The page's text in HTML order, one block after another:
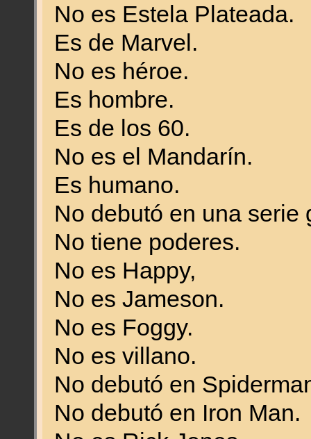
No es Estela Plateada.
Es de Marvel.
No es héroe.
Es hombre.
Es de los 60.
No es el Mandarín.
Es humano.
No debutó en una serie
No tiene poderes.
No es Happy,
No es Jameson.
No es Foggy.
No es villano.
No debutó en
No debutó en Iron Man.